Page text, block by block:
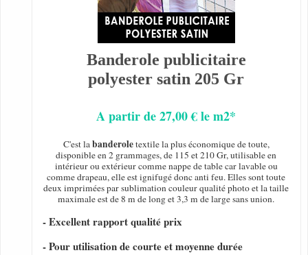
Banderole publicitaire
polyester satin 205 Gr
A partir de 27,00 € le m2*
C'est labanderoletextile la plus économique de toute,
disponible en 2 grammages, de 115 et 210 Gr, utilisable en
intérieur ou extérieur comme nappe de table car lavable ou
comme drapeau, elle est ignifugé donc anti feu. Elles sont toute
deux imprimées par sublimation couleur qualité photo et la taille
maximale est de 8 m de long et 3,3 m de large sans union.
- Excellent rapport qualité prix
- Pour utilisation de courte et moyenne durée